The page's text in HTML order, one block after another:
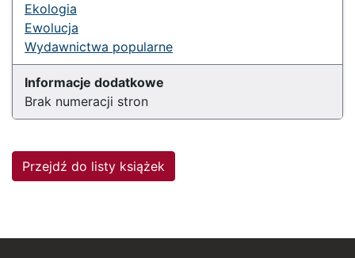
Ekologia
Ewolucja
Wydawnictwa popularne
Informacje dodatkowe
Brak numeracji stron
Przejdź do listy książek